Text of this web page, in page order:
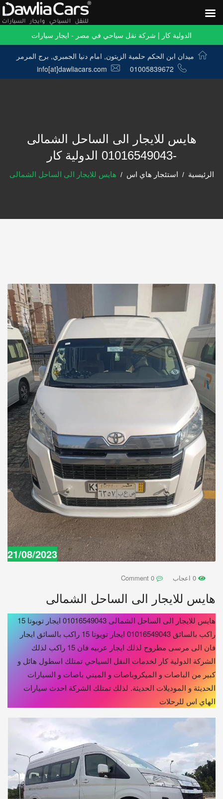
الدولية كار | شركة نقل سياحي في مصر - ايجار سيارات
ميدان ابن الحكم حلمية الزيتون, امام دنيا الجمبري, برج المرمر
01005839672
info[at]dawliacars.com
هايس للايجار الى الساحل الشمالى
-01016549043 الدولية كار
الرئيسية استئجار هاي اس هايس للايجار الى الساحل الشمالى
21/08/2023
هايس للايجار الى الساحل الشمالى
هايس للايجار الى الساحل الشمالى 01016549043 ايجار تويوتا 15
راكب بالسائق 01016549043 ايجار تويوتا 15 راكب بالسائق ايجار
فان الى مرسى مطروح لذلك ايجار عربيه فان 15 راكب لذلك
الشركة الدولية كار لخدمات النقل السياحي تمتلك اسطول هائل و
كبير من الباصات و الميكروباصات و الميني باصات و السيارات
الحديثة و الموديلات الحديثة. لذلك تمتلك الشركة احدث سيارات
الهاي اس للرحلات